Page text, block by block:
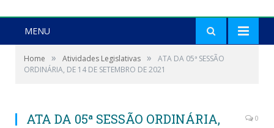
MENU
Home » Atividades Legislativas »
ATA DA 05ª SESSÃO
ORDINÁRIA, DE 14 DE SETEMBRO DE 2021
ATA DA 05ª SESSÃO ORDINÁRIA,
0